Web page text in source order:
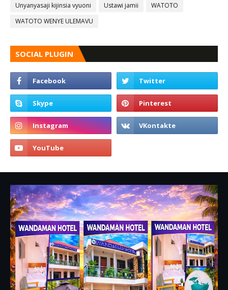
Unyanyasaji kijinsia vyuoni
Ustawi jamii
WATOTO
WATOTO WENYE ULEMAVU
SOCIAL PLUGIN